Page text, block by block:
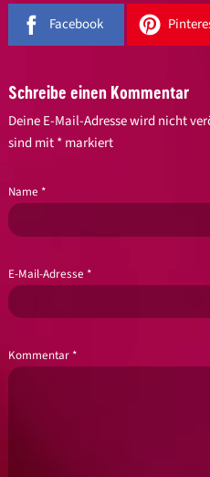
Facebook
Schreibe einen Kommentar
Deine E-Mail-Adresse wird nicht
sind mit*markiert
Name *
E-Mail-Adresse *
Kommentar *